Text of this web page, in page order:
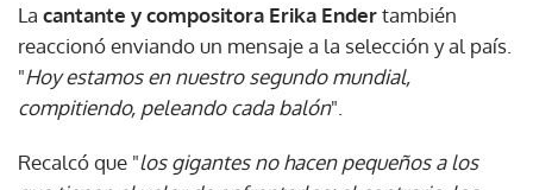
La cantante y compositora Erika Endertambién
reaccionó enviando un mensaje a la selección y al país.
"Hoy estamos en nuestro segundo mundial,
compitiendo, peleando cada balón".
Recalcó que "los gigantes no hacen pequeños a los